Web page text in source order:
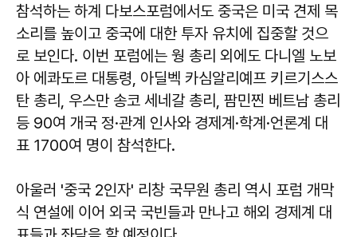
참석하는 하계 다보스포럼에서도 중국은 미국 견제 목
소리를 높이고 중국에 대한 투자 유치에 집중할 것으
로 보인다. 이번 포럼에는 웡 총리 외에도 다니엘 노보
아 에콰도르 대통령, 아딜벡 카심알리예프 키르기스스
탄 총리, 우스만 송코 세네갈 총리, 팜민찐 베트남 총리
등 90여 개국 정·관계 인사와 경제계·학계·언론계 대
표 1700여 명이 참석한다.
아울러 '중국 2인자' 리창 국무원 총리 역시 포럼 개막
식 연설에 이어 외국 국빈들과 만나고 해외 경제계 대